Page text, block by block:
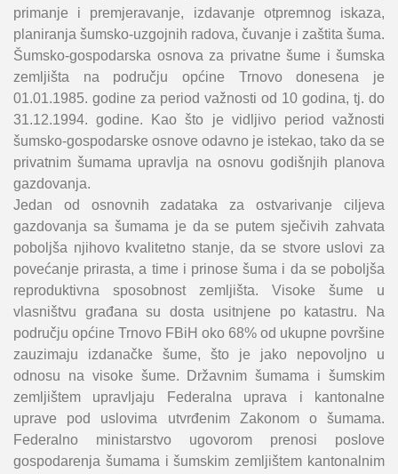
primanje i premjeravanje, izdavanje otpremnog iskaza,
planiranja šumsko-uzgojnih radova, čuvanje i zaštita šuma.
Šumsko-gospodarska osnova za privatne šume i šumska
zemljišta na području općine Trnovo donesena je
01.01.1985. godine za period važnosti od 10 godina, tj. do
31.12.1994. godine. Kao što je vidljivo period važnosti
šumsko-gospodarske osnove odavno je istekao, tako da se
privatnim šumama upravlja na osnovu godišnjih planova
gazdovanja.
Jedan od osnovnih zadataka za ostvarivanje ciljeva
gazdovanja sa šumama je da se putem sječivih zahvata
poboljša njihovo kvalitetno stanje, da se stvore uslovi za
povećanje prirasta, a time i prinose šuma i da se poboljša
reproduktivna sposobnost zemljišta. Visoke šume u
vlasništvu građana su dosta usitnjene po katastru. Na
području općine Trnovo FBiH oko 68% od ukupne površine
zauzimaju izdanačke šume, što je jako nepovoljno u
odnosu na visoke šume. Državnim šumama i šumskim
zemljištem upravljaju Federalna uprava i kantonalne
uprave pod uslovima utvrđenim Zakonom o šumama.
Federalno ministarstvo ugovorom prenosi poslove
gospodarenja šumama i šumskim zemljištem kantonalnim